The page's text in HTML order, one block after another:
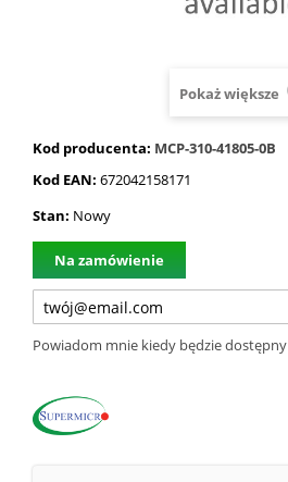
Pokaż większe
Kod producenta: MCP-310-41805-0B
Kod EAN: 672042158171
Stan: Nowy
Na zamówienie
Powiadom mnie kiedy będzie dostępny